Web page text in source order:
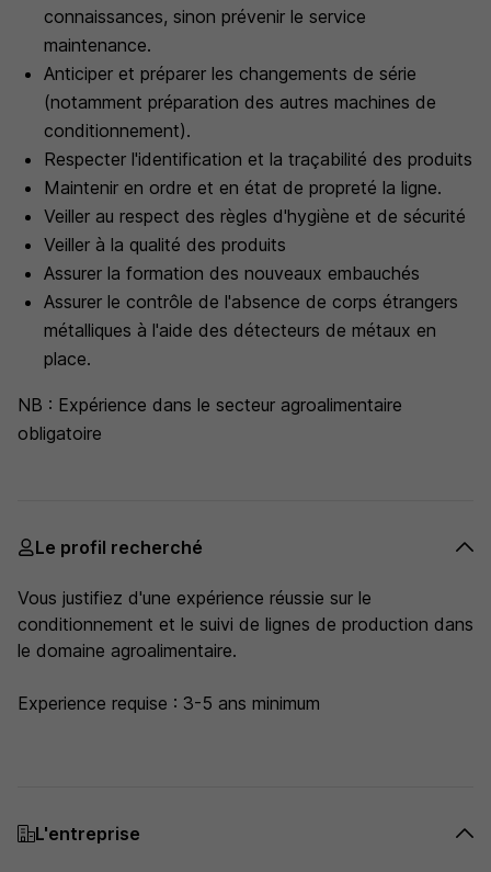
connaissances, sinon prévenir le service
maintenance.
Anticiper et préparer les changements de série
(notamment préparation des autres machines de
conditionnement).
Respecter l'identification et la traçabilité des produits
Maintenir en ordre et en état de propreté la ligne.
Veiller au respect des règles d'hygiène et de sécurité
Veiller à la qualité des produits
Assurer la formation des nouveaux embauchés
Assurer le contrôle de l'absence de corps étrangers
métalliques à l'aide des détecteurs de métaux en
place.
NB : Expérience dans le secteur agroalimentaire
obligatoire
Le profil recherché
Vous justifiez d'une expérience réussie sur le
conditionnement et le suivi de lignes de production dans
le domaine agroalimentaire.
Experience requise : 3-5 ans minimum
L'entreprise